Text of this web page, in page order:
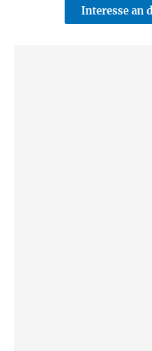
Interesse an